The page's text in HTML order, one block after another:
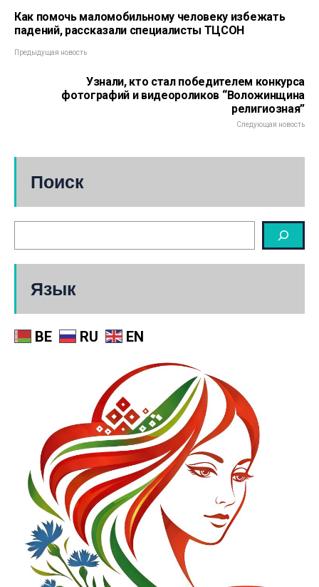
Как помочь маломобильному человеку избежать
падений, рассказали специалисты ТЦСОН
Предыдущая новость
Узнали, кто стал победителем конкурса
фотографий и видеороликов “Воложинщина
религиозная”
Следующая новость
Поиск
Язык
BE RU EN